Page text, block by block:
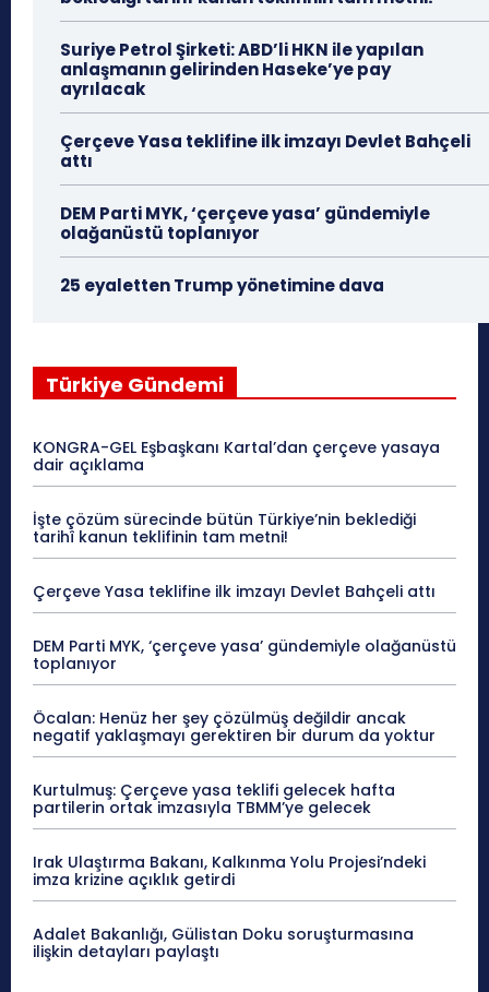
Suriye Petrol Şirketi: ABD’li HKN ile yapılan
anlaşmanın gelirinden Haseke’ye pay
ayrılacak
Çerçeve Yasa teklifine ilk imzayı Devlet Bahçeli
attı
DEM Parti MYK, ‘çerçeve yasa’ gündemiyle
olağanüstü toplanıyor
25 eyaletten Trump yönetimine dava
Türkiye Gündemi
KONGRA-GEL Eşbaşkanı Kartal’dan çerçeve yasaya
dair açıklama
İşte çözüm sürecinde bütün Türkiye’nin beklediği
tarihî kanun teklifinin tam metni!
Çerçeve Yasa teklifine ilk imzayı Devlet Bahçeli attı
DEM Parti MYK, ‘çerçeve yasa’ gündemiyle olağanüstü
toplanıyor
Öcalan: Henüz her şey çözülmüş değildir ancak
negatif yaklaşmayı gerektiren bir durum da yoktur
Kurtulmuş: Çerçeve yasa teklifi gelecek hafta
partilerin ortak imzasıyla TBMM’ye gelecek
Irak Ulaştırma Bakanı, Kalkınma Yolu Projesi’ndeki
imza krizine açıklık getirdi
Adalet Bakanlığı, Gülistan Doku soruşturmasına
ilişkin detayları paylaştı